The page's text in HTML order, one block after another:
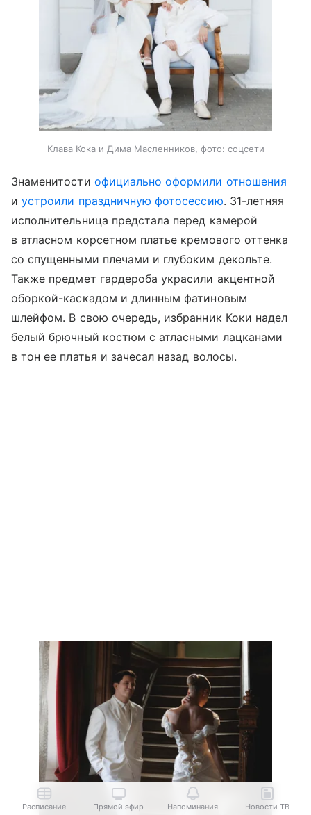
Клава Кока и Дима Масленников, фото: соцсети
Знаменитости официально оформили отношения
иустроили праздничную фотосессию. 31-летняя
исполнительница предстала перед камерой
в атласном корсетном платье кремового оттенка
со спущенными плечами и глубоким декольте.
Также предмет гардероба украсили акцентной
оборкой-каскадом и длинным фатиновым
шлейфом. В свою очередь, избранник Коки надел
белый брючный костюм с атласными лацканами
в тон ее платья и зачесал назад волосы.
Расписание Прямой эфир Напоминания Новости ТВ